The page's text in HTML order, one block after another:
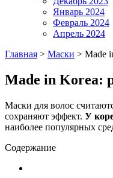
Январь 2024
Февраль 2024
Апрель 2024
Главная > Маски > Made
Made in Korea:
Маски для волос
сохраняют эффект. У
наиболее популярных
Содержание